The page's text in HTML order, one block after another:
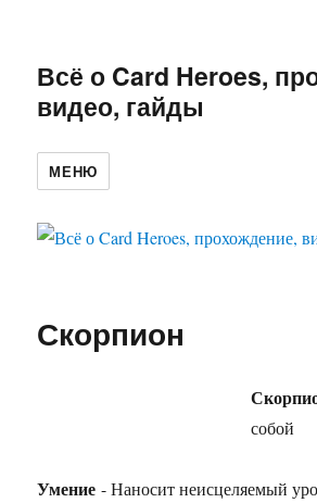
Всё о Card Heroes,
видео, гайды
МЕНЮ
Скорпион
собой
Умение - Наносит неисцеляемый